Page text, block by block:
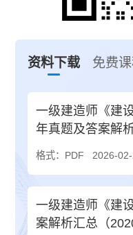
资料下载 免费
一级建造师《建
年真题及答案解
格式：PDF 2026-
一级建造师《建
案解析汇总（